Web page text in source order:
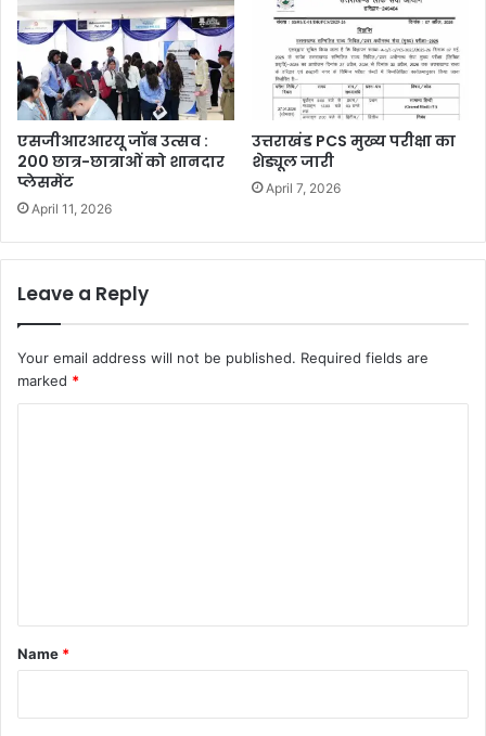
एसजीआरआरयू जॉब उत्सव :
200 छात्र-छात्राओं को शानदार
प्लेसमेंट
April 11, 2026
उत्तराखंड PCS मुख्य परीक्षा का
शेड्यूल जारी
April 7, 2026
Leave a Reply
Your email address will not be published. Required fields are
marked *
*
Name *